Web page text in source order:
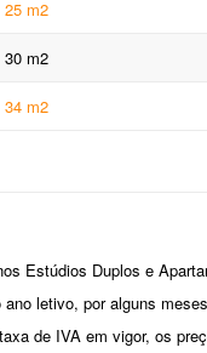
25 m2
30 m2
34 m2
Estúdios Duplos e
letivo, por alguns
de IVA em vigor, os